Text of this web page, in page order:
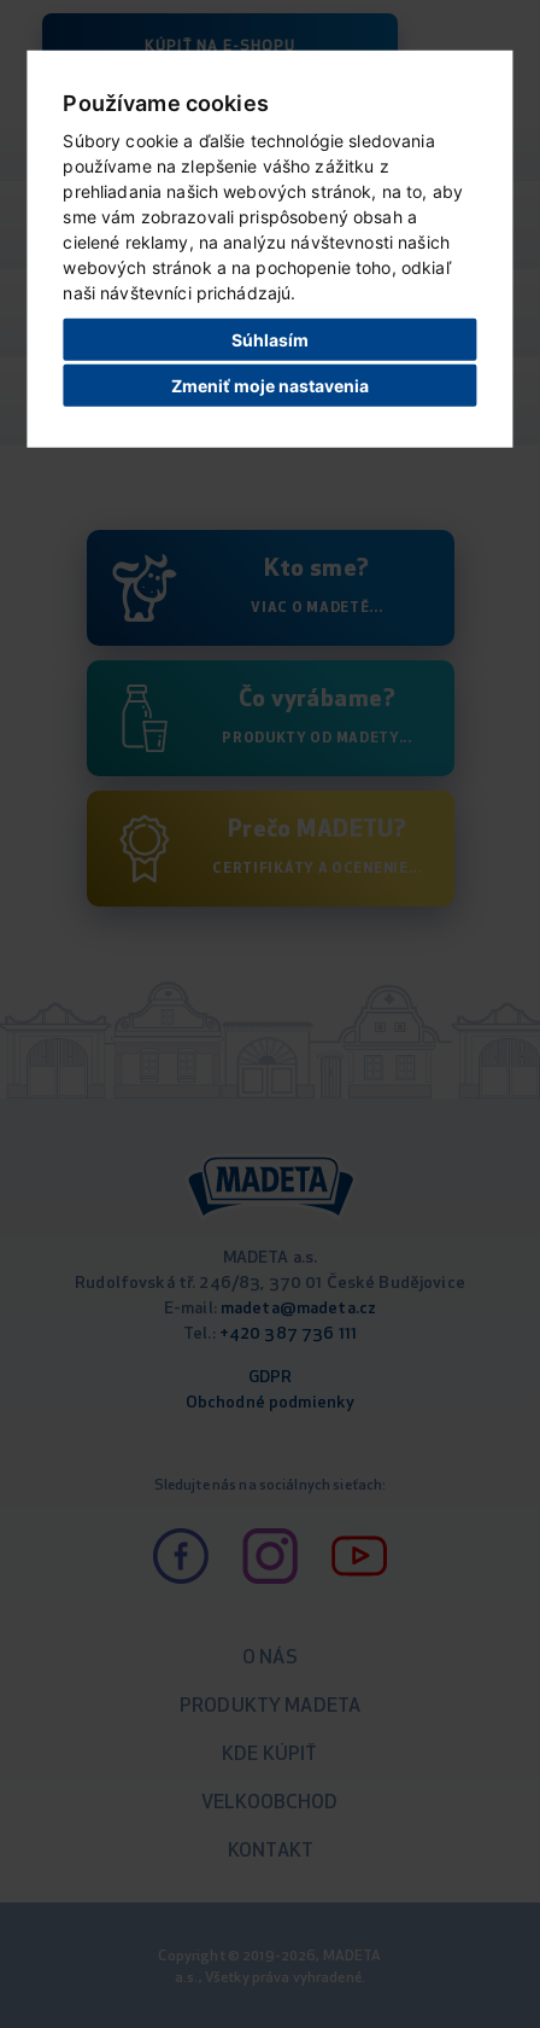
Používame cookies
Súbory cookie a ďalšie technológie sledovania
používame na zlepšenie vášho zážitku z
prehliadania našich webových stránok, na to, aby
sme vám zobrazovali prispôsobený obsah a
cielené reklamy, na analýzu návštevnosti našich
webových stránok a na pochopenie toho, odkiaľ
naši návštevníci prichádzajú.
Súhlasím
Zmeniť moje nastavenia
KÚPIŤ NA E-SHOPU
výživové údaje ZOBRAZIŤ
podobné produkty
Kto sme?
VIAC O MADETĚ...
Čo vyrábame?
PRODUKTY OD MADETY...
Prečo MADETU?
CERTIFIKÁTY A OCENENIE...
MADETA a.s.
Rudolfovská tř. 246/83, 370 01 České Budějovice
E-mail: madeta@madeta.cz
Tel.: +420 387 736 111
GDPR
Obchodné podmienky
Sledujte nás na sociálnych sieťach:
O NÁS
PRODUKTY MADETA
KDE KÚPIŤ
VELKOOBCHOD
KONTAKT
Copyright © 2019-2026, MADETA
a.s., Všetky práva vyhradené.